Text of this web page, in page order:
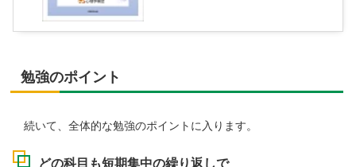
勉強のポイント
続いて、全体的な勉強のポイントに入ります。
どの科目も短期集中の繰り返しで